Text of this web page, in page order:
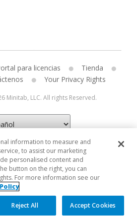
para licencias
Tienda
Your Privacy Rights
Minitab, LLC. All rights Reserved.
information to measure and
to assist our marketing
personalised content and
button on the right, you can
For more information see our
Reject All Accept Cookies